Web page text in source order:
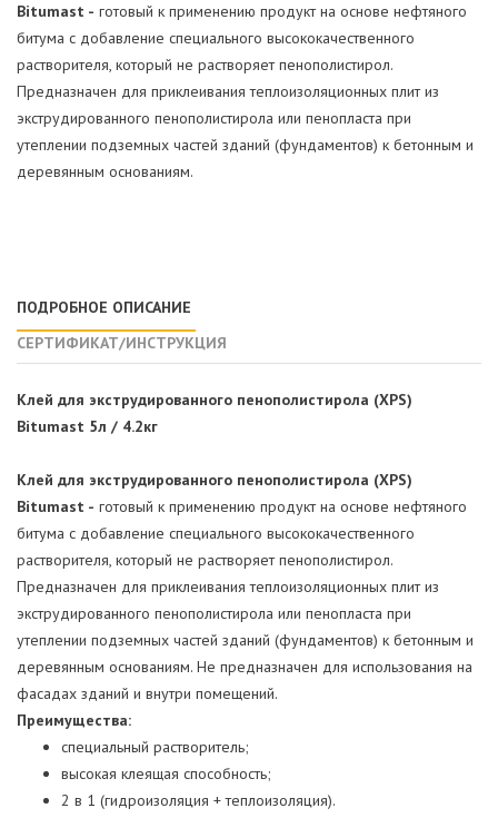
Bitumast - готовый к применению продукт на основе нефтяного
битума с добавление специального высококачественного
растворителя, который не растворяет пенополистирол.
Предназначен для приклеивания теплоизоляционных плит из
экструдированного пенополистирола или пенопласта при
утеплении подземных частей зданий (фундаментов) к бетонным и
деревянным основаниям.
ПОДРОБНОЕ ОПИСАНИЕ
СЕРТИФИКАТ/ИНСТРУКЦИЯ
Клей для экструдированного пенополистирола (XPS)
Bitumast 5л / 4.2кг
Клей для экструдированного пенополистирола (XPS)
Bitumast - готовый к применению продукт на основе нефтяного
битума с добавление специального высококачественного
растворителя, который не растворяет пенополистирол.
Предназначен для приклеивания теплоизоляционных плит из
экструдированного пенополистирола или пенопласта при
утеплении подземных частей зданий (фундаментов) к бетонным и
деревянным основаниям. Не предназначен для использования на
фасадах зданий и внутри помещений.
Преимущества:
специальный растворитель;
высокая клеящая способность;
2 в 1 (гидроизоляция + теплоизоляция).